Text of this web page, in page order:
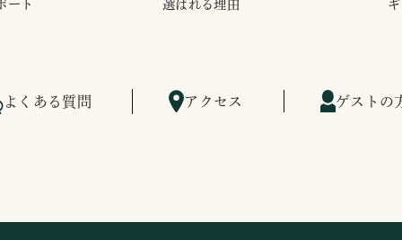
ート 選ばれる理由
よくある質問 アクセス ゲストの